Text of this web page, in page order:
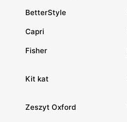
BetterStyle
Capri
Fisher
Kit kat
Zeszyt Oxford